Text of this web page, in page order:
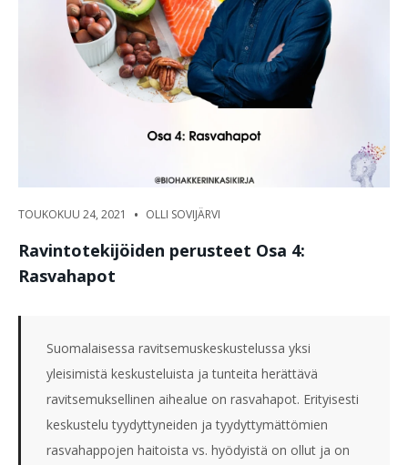
TOUKOKUU 24, 2021 • OLLI SOVIJÄRVI
Ravintotekijöiden perusteet Osa 4:
Rasvahapot
Suomalaisessa ravitsemuskeskustelussa yksi
yleisimistä keskusteluista ja tunteita herättävä
ravitsemuksellinen aihealue on rasvahapot. Erityisesti
keskustelu tyydyttyneiden ja tyydyttymättömien
rasvahappojen haitoista vs. hyödyistä on ollut ja on